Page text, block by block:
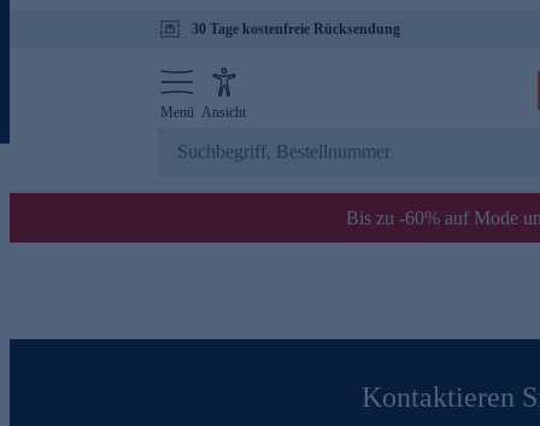
30 Tage kostenfreie Rücksendung
Menü Ansicht
Bis zu -60% auf Mode
Kontaktieren